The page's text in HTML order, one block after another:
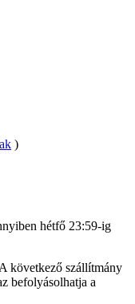
)
hétfő 23:59-ig
következő szállítmány
befolyásolhatja a